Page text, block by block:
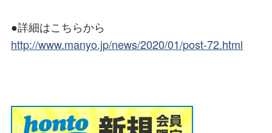
●詳細はこちらから
http://www.manyo.jp/news/2020/01/post-72.html